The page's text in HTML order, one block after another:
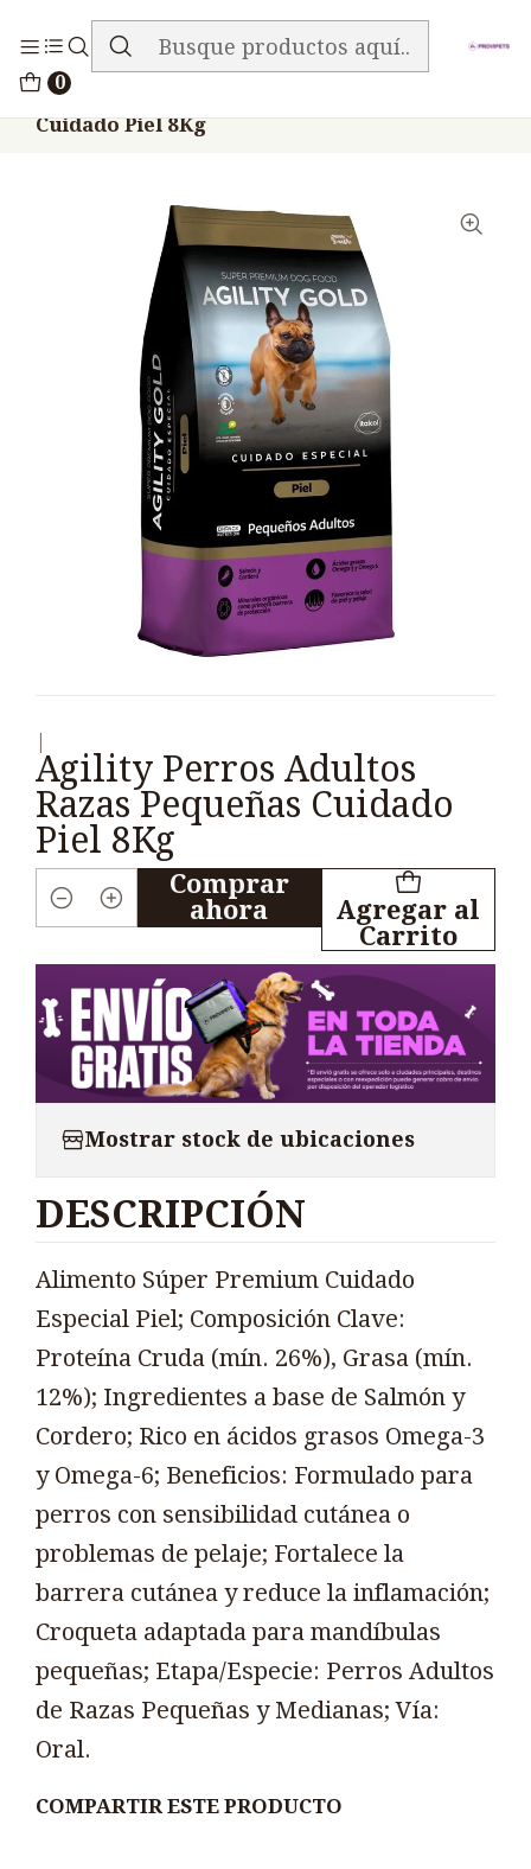
0
ENVIO GRATIS EN TODA LA TIENDA
Cuidado Piel 8Kg
Agility Perros Adultos
Razas Pequeñas Cuidado
Piel 8Kg
Cantidad
Agregar al
Carrito
Comprar
ahora
Mostrar stock de ubicaciones
DESCRIPCIÓN
Alimento Súper Premium Cuidado
Especial Piel; Composición Clave:
Proteína Cruda (mín. 26%), Grasa (mín.
12%); Ingredientes a base de Salmón y
Cordero; Rico en ácidos grasos Omega-3
y Omega-6; Beneficios: Formulado para
perros con sensibilidad cutánea o
problemas de pelaje; Fortalece la
barrera cutánea y reduce la inflamación;
Croqueta adaptada para mandíbulas
pequeñas; Etapa/Especie: Perros Adultos
de Razas Pequeñas y Medianas; Vía:
Oral.
COMPARTIR ESTE PRODUCTO